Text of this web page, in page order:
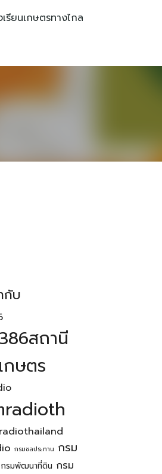
เรียนเกษตรทางไกล
กับ
สถานี
กษตร
radiothailand
กรมชลประทาน กรม
กรมพัฒนาที่ดิน กรม